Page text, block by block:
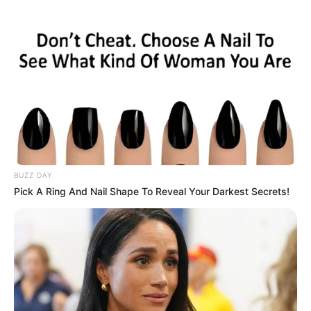
Ia berada dibawah naungan Gallery Management.
Ia mengawali kariernya di dunia akting sejak usia 20 tahun.
Masuk di dunia hiburan ditawarin oleh teman ibunya untuk
casting lalu keterusan hingga sekarang.
Akting utamanya di FTV.
Baca juga:Biodata, Profil, dan Fakta Melsy Delsini
Suparman Reborn 3(2024), sebagai Hilmi
Kesetiaan Janji Cinta (RCTI | 2023), sebagai Arin
Setinggi Bintang di Langit
(RCTI | 2021), sebagai Valerie
BUZZ DAY
Pick A Ring And Nail Shape To Reveal Your Darkest Secrets!